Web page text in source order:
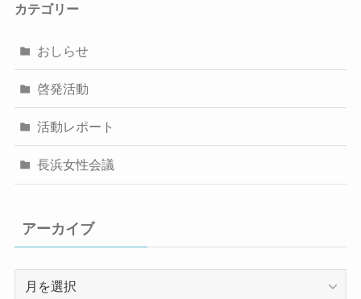
カテゴリー
おしらせ
啓発活動
活動レポート
長浜女性会議
アーカイブ